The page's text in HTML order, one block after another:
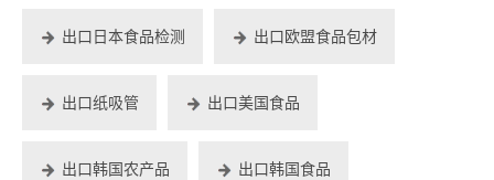
出口日本食品检测 出口欧盟食品包材
出口纸吸管 出口美国食品
出口韩国农产品 出口韩国食品